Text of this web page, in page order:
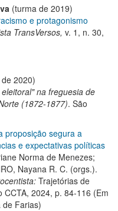
(turma de 2019)
e protagonismo
TransVersos, v. 1, n. 30,
2020)
na freguesia de
(1872-1877). São
proposição segura a
e expectativas políticas
Norma de Menezes;
Nayana R. C. (orgs.).
Trajetórias de
CCTA, 2024, p. 84-116 (Em
de Farias)